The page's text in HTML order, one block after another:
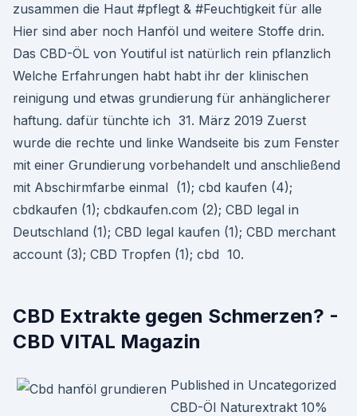
zusammen die Haut #pflegt & #Feuchtigkeit für alle
Hier sind aber noch Hanföl und weitere Stoffe drin.
Das CBD-ÖL von Youtiful ist natürlich rein pflanzlich
Welche Erfahrungen habt habt ihr der klinischen
reinigung und etwas grundierung für anhänglicherer
haftung. dafür tünchte ich 31. März 2019 Zuerst
wurde die rechte und linke Wandseite bis zum Fenster
mit einer Grundierung vorbehandelt und anschließend
mit Abschirmfarbe einmal (1); cbd kaufen (4);
cbdkaufen (1); cbdkaufen.com (2); CBD legal in
Deutschland (1); CBD legal kaufen (1); CBD merchant
account (3); CBD Tropfen (1); cbd 10.
CBD Extrakte gegen Schmerzen? -
CBD VITAL Magazin
Published in Uncategorized
CBD-Öl Naturextrakt 10%